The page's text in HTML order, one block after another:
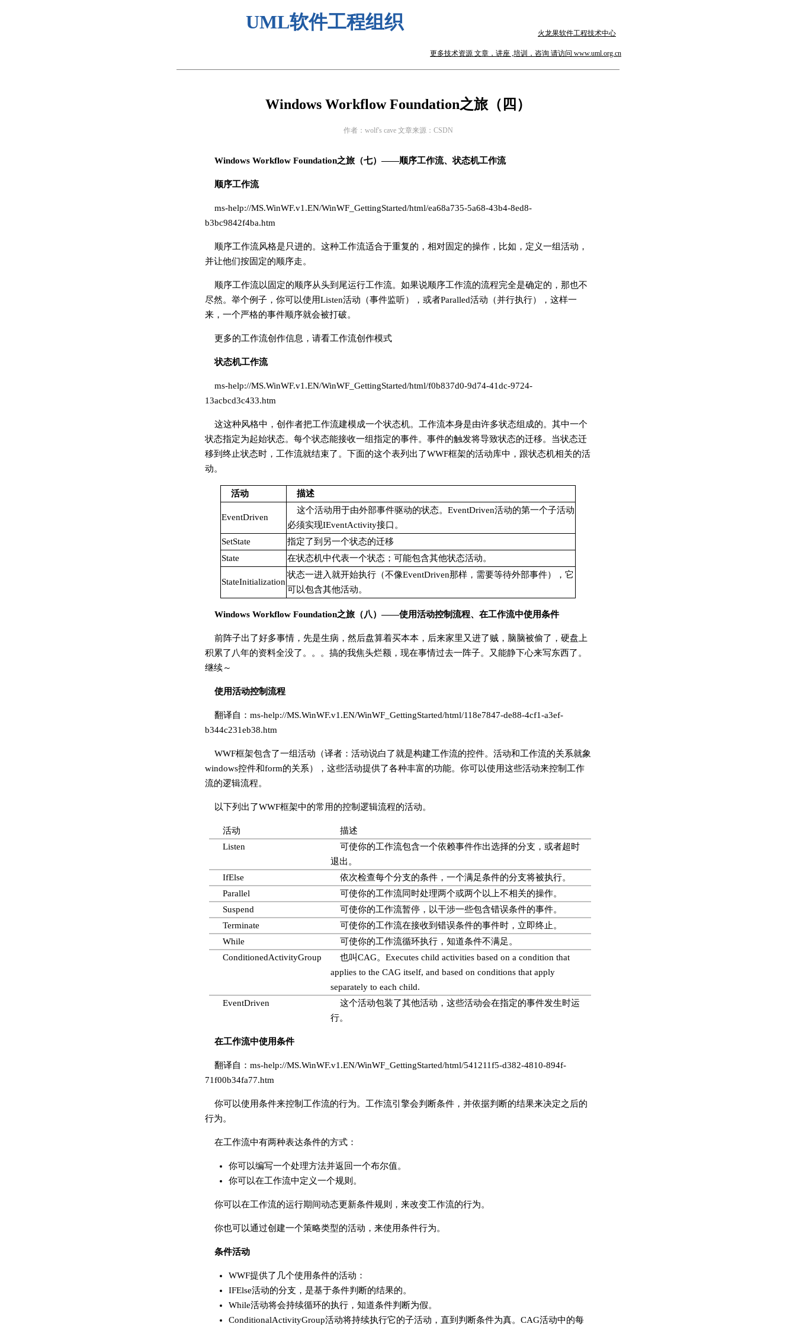
UML软件工程组织
火龙果软件工程技术中心
更多技术资源 文章，讲座 ,培训，咨询 请访问 www.uml.org.cn
Windows Workflow Foundation之旅（四）
作者：wolf's cave 文章来源：CSDN
Windows Workflow Foundation之旅（七）——顺序工作流、状态机工作流
顺序工作流
ms-help://MS.WinWF.v1.EN/WinWF_GettingStarted/html/ea68a735-5a68-43b4-8ed8-
b3bc9842f4ba.htm
顺序工作流风格是只进的。这种工作流适合于重复的，相对固定的操作，比如，定义一组活动，
并让他们按固定的顺序走。
顺序工作流以固定的顺序从头到尾运行工作流。如果说顺序工作流的流程完全是确定的，那也不
尽然。举个例子，你可以使用Listen活动（事件监听），或者Paralled活动（并行执行），这样一
来，一个严格的事件顺序就会被打破。
更多的工作流创作信息，请看工作流创作模式
状态机工作流
ms-help://MS.WinWF.v1.EN/WinWF_GettingStarted/html/f0b837d0-9d74-41dc-9724-
13acbcd3c433.htm
这这种风格中，创作者把工作流建模成一个状态机。工作流本身是由许多状态组成的。其中一个
状态指定为起始状态。每个状态能接收一组指定的事件。事件的触发将导致状态的迁移。当状态迁
移到终止状态时，工作流就结束了。下面的这个表列出了WWF框架的活动库中，跟状态机相关的活
动。
活动 描述
EventDriven
这个活动用于由外部事件驱动的状态。EventDriven活动的第一个子活动
必须实现IEventActivity接口。
SetState
指定了到另一个状态的迁移
State
在状态机中代表一个状态；可能包含其他状态活动。
StateInitialization
状态一进入就开始执行（不像EventDriven那样，需要等待外部事件），它
可以包含其他活动。
Windows Workflow Foundation之旅（八）——使用活动控制流程、在工作流中使用条件
前阵子出了好多事情，先是生病，然后盘算着买本本，后来家里又进了贼，脑脑被偷了，硬盘上
积累了八年的资料全没了。。。搞的我焦头烂额，现在事情过去一阵子。又能静下心来写东西了。
继续～
使用活动控制流程
翻译自：ms-help://MS.WinWF.v1.EN/WinWF_GettingStarted/html/118e7847-de88-4cf1-a3ef-
b344c231eb38.htm
WWF框架包含了一组活动（译者：活动说白了就是构建工作流的控件。活动和工作流的关系就象
windows控件和form的关系），这些活动提供了各种丰富的功能。你可以使用这些活动来控制工作
流的逻辑流程。
以下列出了WWF框架中的常用的控制逻辑流程的活动。
活动
描述
Listen
可使你的工作流包含一个依赖事件作出选择的分支，或者超时
退出。
IfElse
依次检查每个分支的条件，一个满足条件的分支将被执行。
Parallel
可使你的工作流同时处理两个或两个以上不相关的操作。
Suspend
可使你的工作流暂停，以干涉一些包含错误条件的事件。
Terminate
可使你的工作流在接收到错误条件的事件时，立即终止。
While
可使你的工作流循环执行，知道条件不满足。
ConditionedActivityGroup
也叫CAG。 Executes child activities based on a condition that
applies to the CAG itself, and based on conditions that apply
separately to each child.
EventDriven
这个活动包装了其他活动，这些活动会在指定的事件发生时运
行。
在工作流中使用条件
翻译自：ms-help://MS.WinWF.v1.EN/WinWF_GettingStarted/html/541211f5-d382-4810-894f-
71f00b34fa77.htm
你可以使用条件来控制工作流的行为。工作流引擎会判断条件，并依据判断的结果来决定之后的
行为。
在工作流中有两种表达条件的方式：
你可以编写一个处理方法并返回一个布尔值。
你可以在工作流中定义一个规则。
你可以在工作流的运行期间动态更新条件规则，来改变工作流的行为。
你也可以通过创建一个策略类型的活动，来使用条件行为。
条件活动
WWF提供了几个使用条件的活动：
IFElse活动的分支，是基于条件判断的结果的。
While活动将会持续循环的执行，知道条件判断为假。
ConditionalActivityGroup活动将持续执行它的子活动，直到判断条件为真。CAG活动中的每